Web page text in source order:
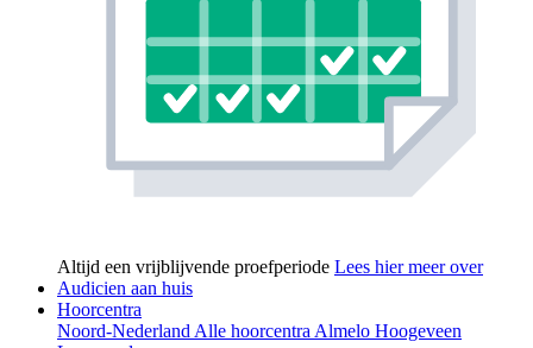
Altijd een vrijblijvende proefperiode Lees hier meer over
Audicien aan huis
Hoorcentra
Noord-NederlandAlle hoorcentraAlmelo Hoogeveen